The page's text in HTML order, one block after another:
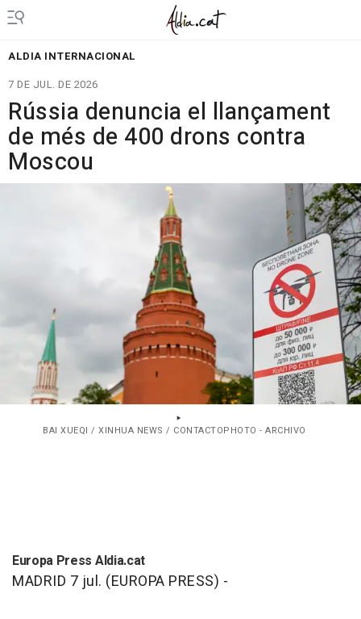
ALDIA INTERNACIONAL
7 DE JUL. DE 2026
Rússia denuncia el llançament
de més de 400 drons contra
Moscou
BAI XUEQI / XINHUA NEWS / CONTACTOPHOTO - ARCHIVO
Europa Press Aldia.cat
MADRID 7 jul. (EUROPA PRESS) -